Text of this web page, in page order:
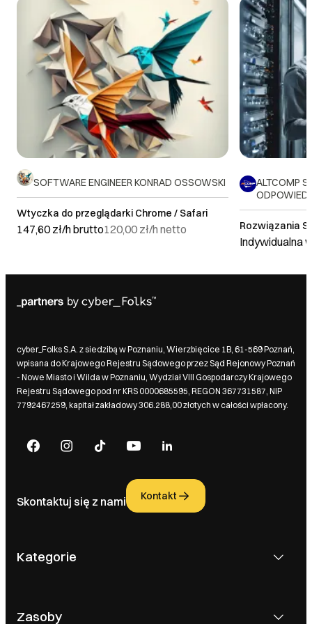
DOWIEDZ SIĘ WIĘCEJ
SOFTWARE ENGINEER KONRAD OSSOWSKI
Wtyczka do przeglądarki Chrome / Safari
147,60 zł/hbrutto120,00 zł/h netto
ALTCOMP
Rozwiązania
Indywidualna
cyber_Folks S.A. z siedzibą w Poznaniu, Wierzbięcice 1B, 61-569 Poznań,
wpisana do Krajowego Rejestru Sądowego przez Sąd Rejonowy Poznań
- Nowe Miasto i Wilda w Poznaniu, Wydział VIII Gospodarczy Krajowego
Rejestru Sądowego pod nr KRS 0000685595, REGON 367731587, NIP
7792467259, kapitał zakładowy 306.288,00 złotych w całości wpłacony.
Skontaktuj się z nami Kontakt
Kategorie
Zasoby